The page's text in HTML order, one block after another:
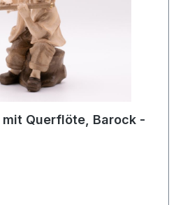
Querflöte, Barock -